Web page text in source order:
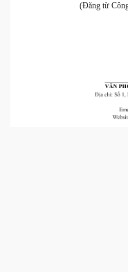
(Đăng từ